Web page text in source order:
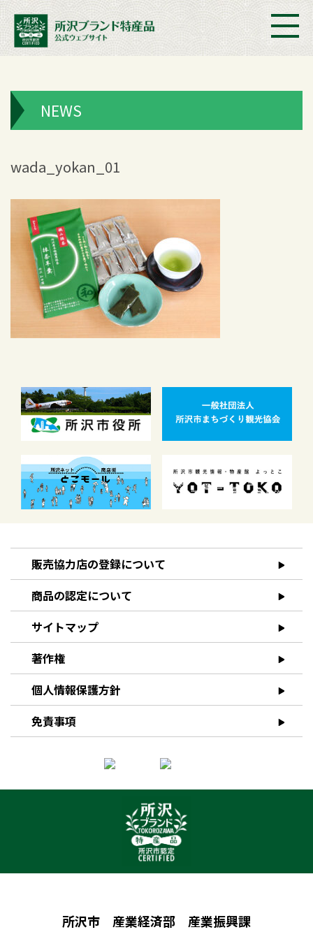
NEWS
wada_yokan_01
販売協力店の登録について
商品の認定について
サイトマップ
著作権
個人情報保護方針
免責事項
所沢市 産業経済部 産業振興課